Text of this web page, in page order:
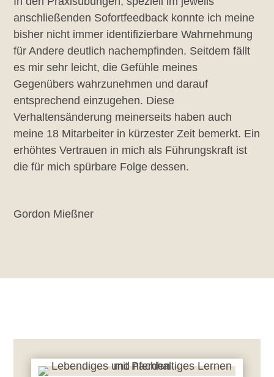
anschließenden Sofortfeedback konnte ich meine
bisher nicht immer identifizierbare Wahrnehmung
für Andere deutlich nachempfinden. Seitdem fällt
es mir sehr leicht, die Gefühle meines
Gegenübers wahrzunehmen und darauf
entsprechend einzugehen. Diese
Verhaltensänderung meinerseits haben auch
meine 18 Mitarbeiter in kürzester Zeit bemerkt. Ein
erhöhtes Vertrauen in mich als Führungskraft ist
die für mich spürbare Folge dessen.
Gordon Mießner